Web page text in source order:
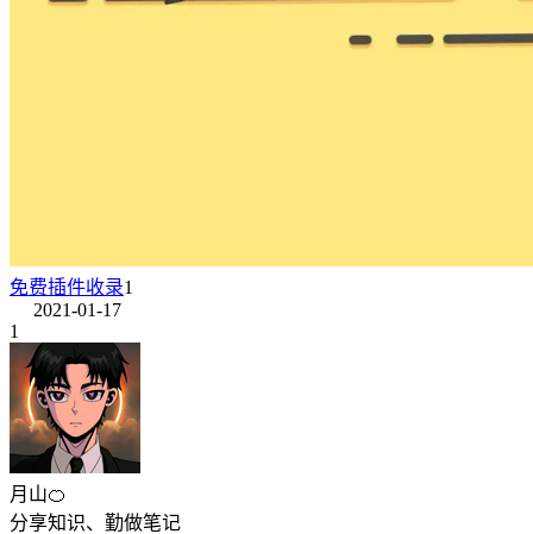
免费插件收录1
2021-01-17
1
月山🍊
分享知识、勤做笔记